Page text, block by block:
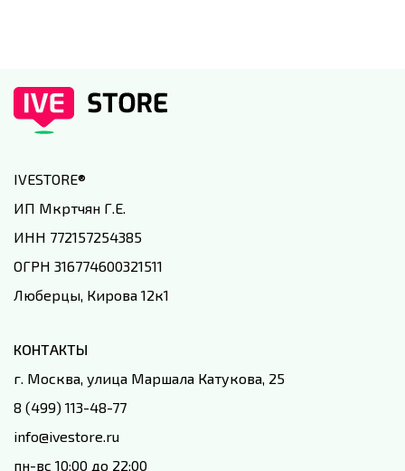
IVESTORE®
ИП Мкртчян Г.Е.
ИНН 772157254385
ОГРН 316774600321511
Люберцы, Кирова 12к1
КОНТАКТЫ
г. Москва, улица Маршала Катукова, 25
8 (499) 113-48-77
info@ivestore.ru
пн-вс 10:00 до 22:00